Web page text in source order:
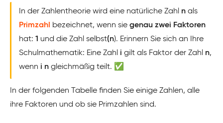
In der Zahlentheorie wird eine natürliche Zahl n als
Primzahl
bezeichnet, wenn sie genau zwei Faktoren
hat: 1 und die Zahl selbst(n). Erinnern Sie sich an Ihre
Schulmathematik: Eine Zahl i gilt als Faktor der Zahl n,
wenn i n gleichmäßig teilt. ✅
In der folgenden Tabelle finden Sie einige Zahlen, alle
ihre Faktoren und ob sie Primzahlen sind.